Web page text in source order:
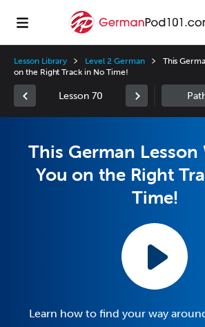
Lesson Library Level 2 German
This
on the Right Track in No Time!
Lesson 70
This German Lesson
You on the Right
Time!
Learn how to find your way